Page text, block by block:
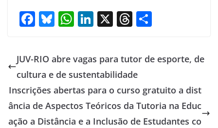
F
b
o
o
k
Bl
e
sk
y
W
s
A
p
p
Li
e
dI
n
X T
a
d
s
e
JUV-RIO abre vagas para tutor de esporte, de
cultura e de sustentabilidade
Inscrições abertas para o curso gratuito a dist
ância de Aspectos Teóricos da Tutoria na Educ
ação a Distância e a Inclusão de Estudantes co